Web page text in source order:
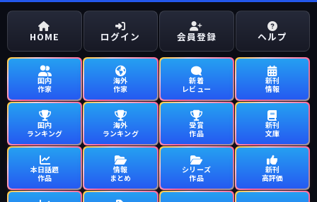
HOME ログイン 会員登録 ヘルプ
国内
作家
海外
作家
新着
レビュー
新刊
情報
国内
ランキング
海外
ランキング
受賞
作品
新刊
文庫
本日話題
作品
情報
まとめ
シリーズ
作品
新刊
高評価